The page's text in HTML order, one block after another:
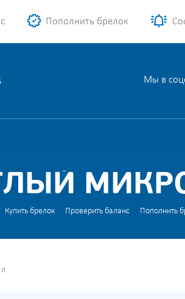
Пополнить брелок
Мы в
Купить брелок Проверить баланс Пополнить